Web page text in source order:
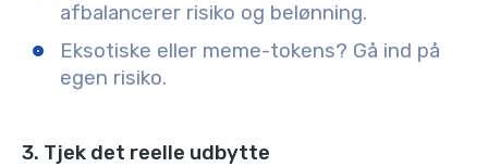
afbalancerer risiko og belønning.
Eksotiske eller meme-tokens? Gå ind på
egen risiko.
3. Tjek det reelle udbytte